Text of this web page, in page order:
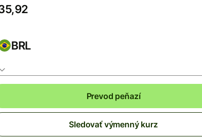
BRL
Prevod peňazí
Sledovať výmenný kurz